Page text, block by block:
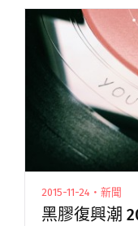
Mach閱讀全文
年新專輯《鏡
2015-11-24・新聞
黑膠復興潮